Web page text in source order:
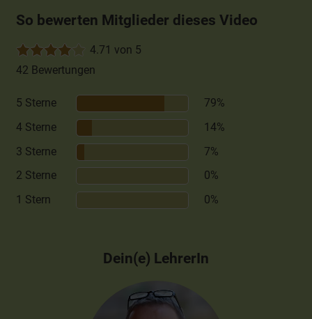
So bewerten Mitglieder dieses Video
4.71 von 5
42 Bewertungen
5 Sterne
79%
4 Sterne
14%
3 Sterne
7%
2 Sterne
0%
1 Stern
0%
Dein(e) LehrerIn